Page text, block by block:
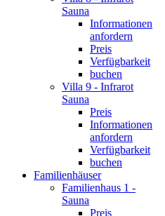
Sauna
Informationen
anfordern
Preis
Verfügbarkeit
buchen
Villa 9 - Infrarot
Sauna
Preis
Informationen
anfordern
Verfügbarkeit
buchen
Familienhäuser
Familienhaus 1 -
Sauna
Preis